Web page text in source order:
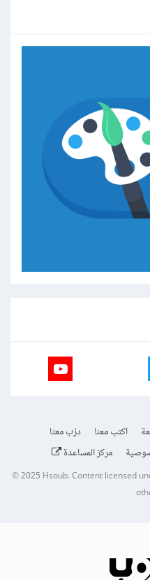
اكتب معنا
درّب معنا
مركز المساعدة
© 2025Hsoub.Content licensed